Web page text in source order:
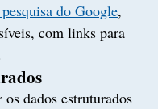
do Google,
com links para
dados estruturados